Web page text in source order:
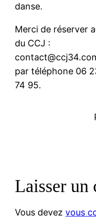
danse.
Merci de réserver
du CCJ :
par téléphone 06
74 95.
Laisser un
Vous devezvous